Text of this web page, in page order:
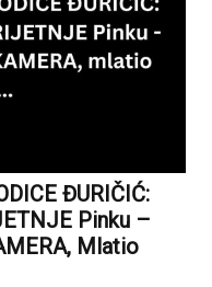
ĐURIČIĆ:
Pinku –
Mlatio